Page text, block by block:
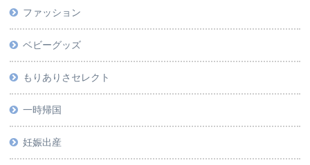
ファッション
ベビーグッズ
もりありさセレクト
一時帰国
妊娠出産